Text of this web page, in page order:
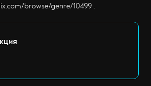
browse/genre/10499 .